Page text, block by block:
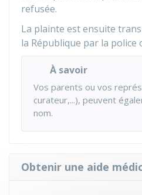
refusée.
La plainte est ensuite
la République par la police
À savoir
Vos parents ou vos
curateur,...), peuvent
nom.
Obtenir une aide